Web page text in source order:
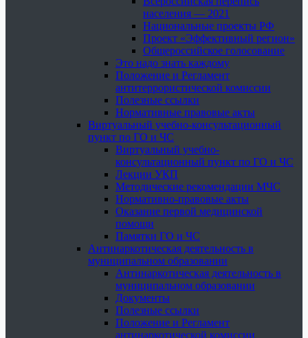
населения — 2021
Национальные проекты РФ
Проект «Эффективный регион»
Общероссийское голосование
Это надо знать каждому
Положение и Регламент
антитеррористической комиссии
Полезные ссылки
Нормативные правовые акты
Виртуальный учебно-консультационный
пункт по ГО и ЧС
Виртуальный учебно-
консультационный пункт по ГО и ЧС
Лекции УКП
Методические рекомендации МЧС
Нормативно-правовые акты
Оказание первой медицинской
помощи
Памятки ГО и ЧС
Антинаркотическая деятельность в
муниципальном образовании
Антинаркотическая деятельность в
муниципальном образовании
Документы
Полезные ссылки
Положение и Регламент
антинаркотической комиссии